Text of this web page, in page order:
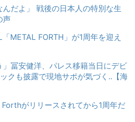
だよ」 戦後の日本人の特別な生
声
「METAL FORTH」が1周年を迎え
冨安健洋、パレス移籍当日にデビ
クも披露で現地サポが気づく..【海
がリリースされてから1周年だ